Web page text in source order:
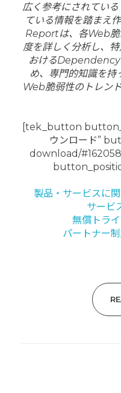
広く参考にされてい
ている情報を踏まえ
Reportは、各Web脆
度を詳しく分析し、
おける
め、専門的知識を持
Web脆弱性のトレン
[tek_button
ウンロード”
download/
製品・サービスに
サービ
無償トラ
パートナー